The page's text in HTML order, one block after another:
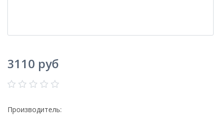
3110 руб
Производитель: